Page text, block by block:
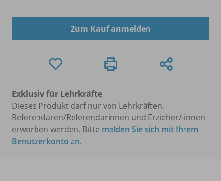
Zum Kauf anmelden
Exklusiv für Lehrkräfte
Dieses Produkt darf nur von Lehrkräften,
Referendaren/Referendarinnen und Erzieher/-innen
erworben werden. Bitte melden Sie sich mit Ihrem
Benutzerkonto an.